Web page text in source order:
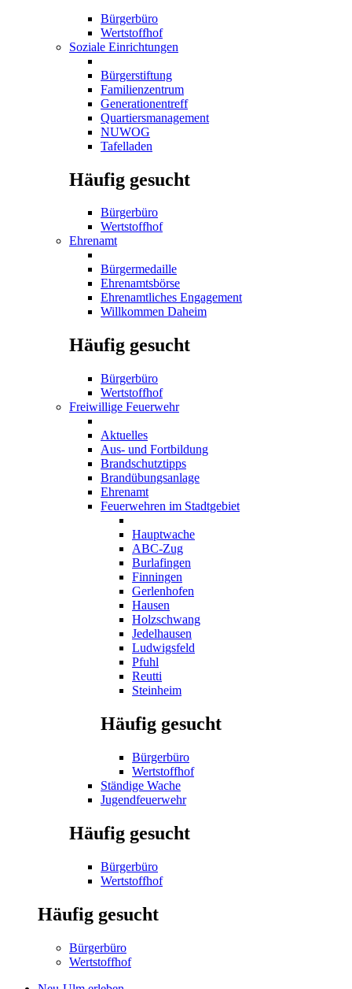
Bürgerbüro
Wertstoffhof
Soziale Einrichtungen
Bürgerstiftung
Familienzentrum
Generationentreff
Quartiersmanagement
NUWOG
Tafelladen
Häufig gesucht
Bürgerbüro
Wertstoffhof
Ehrenamt
Bürgermedaille
Ehrenamtsbörse
Ehrenamtliches Engagement
Willkommen Daheim
Häufig gesucht
Bürgerbüro
Wertstoffhof
Freiwillige Feuerwehr
Aktuelles
Aus- und Fortbildung
Brandschutztipps
Brandübungsanlage
Ehrenamt
Feuerwehren im Stadtgebiet
Hauptwache
ABC-Zug
Burlafingen
Finningen
Gerlenhofen
Hausen
Holzschwang
Jedelhausen
Ludwigsfeld
Pfuhl
Reutti
Steinheim
Häufig gesucht
Bürgerbüro
Wertstoffhof
Ständige Wache
Jugendfeuerwehr
Häufig gesucht
Bürgerbüro
Wertstoffhof
Häufig gesucht
Bürgerbüro
Wertstoffhof